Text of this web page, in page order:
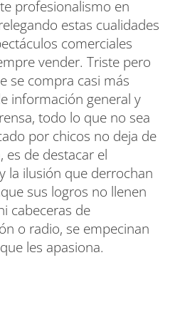
profesionalismo en
estas cualidades
comerciales
vender. Triste pero
se compra casi más
información general y
todo lo que no sea
por chicos no deja de
es de destacar el
la ilusión que derrochan
sus logros no llenen
cabeceras de
o radio, se empecinan
les apasiona.